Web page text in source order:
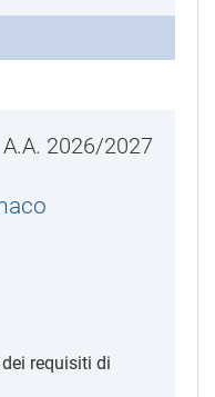
A.A. 2026/2027
requisiti di